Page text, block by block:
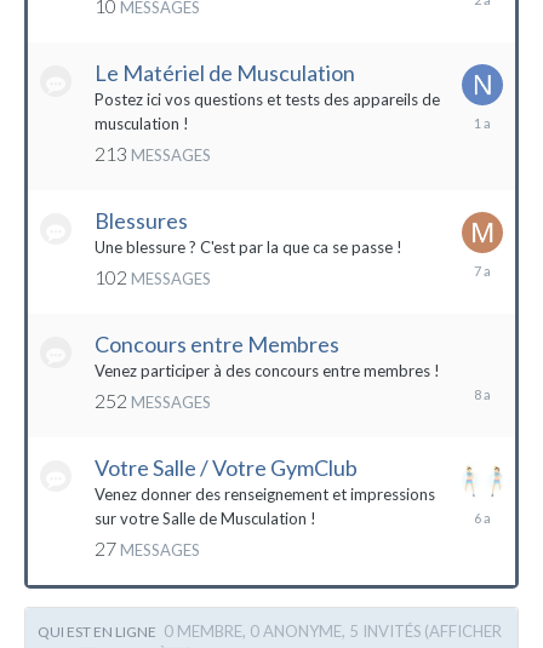
10 MESSAGES
Le Matériel de Musculation
Postez ici vos questions et tests des appareils de
musculation !
213 MESSAGES
Blessures
Une blessure ? C'est par la que ca se passe !
102 MESSAGES
19
Concours entre Membres
Venez participer à des concours entre membres !
252 MESSAGES
2016
Votre Salle / Votre GymClub
Venez donner des renseignement et impressions
sur votre Salle de Musculation !
27 MESSAGES
26
QUI EST EN LIGNE 0 MEMBRE, 0 ANONYME, 5 INVITÉS (AFFICHER